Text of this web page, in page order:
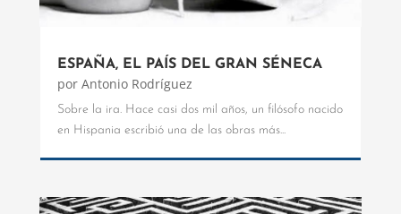
ESPAÑA, EL PAÍS DEL GRAN SÉNECA
por Antonio Rodríguez
Sobre la ira. Hace casi dos mil años, un filósofo nacido
en Hispania escribió una de las obras más...